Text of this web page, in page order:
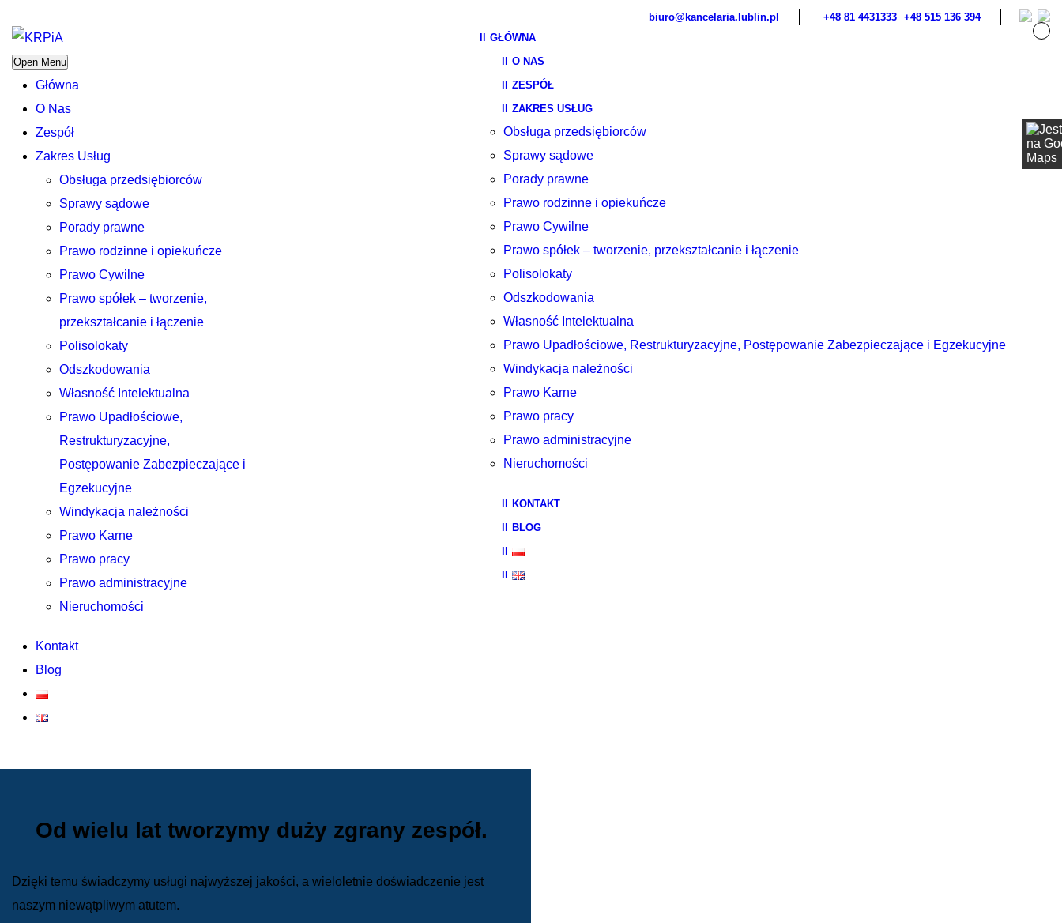
biuro@kancelaria.lublin.pl +48 81 4431333 +48 515 136 394
Open Menu
Główna
O Nas
Zespół
Zakres Usług
Obsługa przedsiębiorców
Sprawy sądowe
Porady prawne
Prawo rodzinne i opiekuńcze
Prawo Cywilne
Prawo spółek – tworzenie,
przekształcanie i łączenie
Polisolokaty
Odszkodowania
Własność Intelektualna
Prawo Upadłościowe,
Restrukturyzacyjne,
Postępowanie Zabezpieczające i
Egzekucyjne
Windykacja należności
Prawo Karne
Prawo pracy
Prawo administracyjne
Nieruchomości
Kontakt
Blog
GŁÓWNA
O NAS
ZESPÓŁ
ZAKRES USŁUG
Obsługa przedsiębiorców
Sprawy sądowe
Porady prawne
Prawo rodzinne i opiekuńcze
Prawo Cywilne
Prawo spółek – tworzenie, przekształcanie i łączenie
Polisolokaty
Odszkodowania
Własność Intelektualna
Prawo Upadłościowe, Restrukturyzacyjne, Postępowanie Zabezpieczające i Egzekucyjne
Windykacja należności
Prawo Karne
Prawo pracy
Prawo administracyjne
Nieruchomości
KONTAKT
BLOG
Od wielu lat tworzymy duży zgrany zespół.
Dzięki temu świadczymy usługi najwyższej jakości, a wieloletnie doświadczenie jest
naszym niewątpliwym atutem.